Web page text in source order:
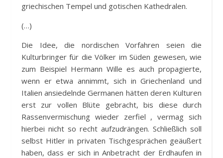
griechischen Tempel und gotischen Kathedralen.
(…)
Die Idee, die nordischen Vorfahren seien die
Kulturbringer für die Völker im Süden gewesen, wie
zum Beispiel Hermann Wille es auch propagierte,
wenn er etwa annimmt, sich in Griechenland und
Italien ansiedelnde Germanen hätten deren Kulturen
erst zur vollen Blüte gebracht, bis diese durch
Rassenvermischung wieder zerfiel , vermag sich
hierbei nicht so recht aufzudrängen. Schließlich soll
selbst Hitler in privaten Tischgesprächen geäußert
haben, dass er sich in Anbetracht der Erdhaufen in